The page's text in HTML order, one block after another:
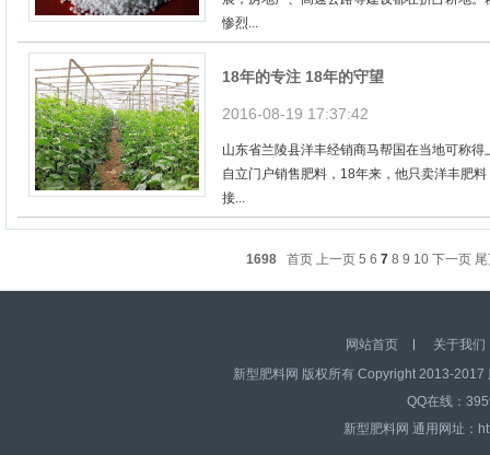
惨烈...
18年的专注 18年的守望
2016-08-19 17:37:42
山东省兰陵县洋丰经销商马帮国在当地可称
自立门户销售肥料，18年来，他只卖洋丰肥
接...
1698 首页 上一页 5 6 7 8 9 10 下一页
网站首页
关于我们
新型肥料网 版权所有 Copyright 2013-
QQ在线：
新型肥料网 通用网址：